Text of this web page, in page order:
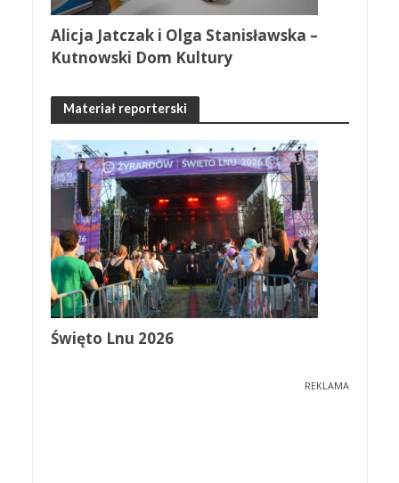
Alicja Jatczak i Olga Stanisławska –
Kutnowski Dom Kultury
Materiał reporterski
Święto Lnu 2026
REKLAMA